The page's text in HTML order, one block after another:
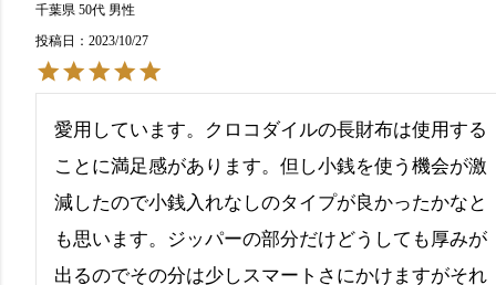
千葉県 50代 男性
投稿日
2023/10/27
愛用しています。クロコダイルの長財布は使用する
ことに満足感があります。但し小銭を使う機会が激
減したので小銭入れなしのタイプが良かったかなと
も思います。ジッパーの部分だけどうしても厚みが
出るのでその分は少しスマートさにかけますがそれ